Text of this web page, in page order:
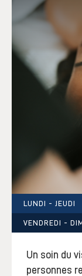
LUNDI - JEUDI
VENDREDI -
Un soin du
personnes